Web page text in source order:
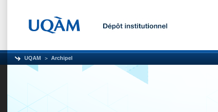
UQAM Archipel